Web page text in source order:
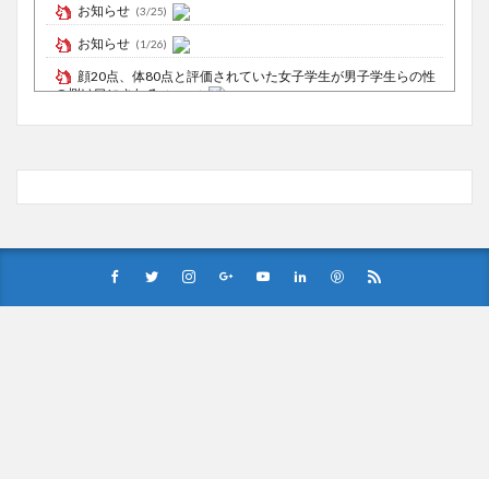
お知らせ (3/25)
お知らせ (1/26)
顔20点、体80点と評価されていた女子学生が男子学生らの性
の捌け口にされる (12/26)
【中国】処理水の問題化狙うも不発？ASEAN関連会合で賛同